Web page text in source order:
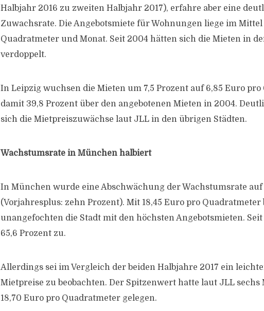
Halbjahr 2016 zu zweiten Halbjahr 2017), erfahre aber eine
Zuwachsrate. Die Angebotsmiete für Wohnungen liege im Mittel
Quadratmeter und Monat. Seit 2004 hätten sich die Mieten in
verdoppelt.
In Leipzig wuchsen die Mieten um 7,5 Prozent auf 6,85 Euro
damit 39,8 Prozent über den angebotenen Mieten in 2004.
sich die Mietpreiszuwächse laut JLL in den übrigen Städten.
Wachstumsrate in München halbiert
In München wurde eine Abschwächung der Wachstumsrate
(Vorjahresplus: zehn Prozent). Mit 18,45 Euro pro
unangefochten die Stadt mit den höchsten Angebotsmieten.
65,6 Prozent zu.
Allerdings sei im Vergleich der beiden Halbjahre 2017 ein
Mietpreise zu beobachten. Der Spitzenwert hatte laut JLL sechs
18,70 Euro pro Quadratmeter gelegen.